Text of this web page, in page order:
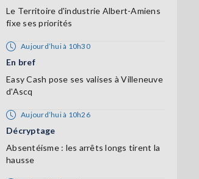
Le Territoire d'industrie Albert-Amiens
fixe ses priorités
Aujourd’hui à 10h30
En bref
Easy Cash pose ses valises à Villeneuve
d'Ascq
Aujourd’hui à 10h26
Décryptage
Absentéisme : les arrêts longs tirent la
hausse